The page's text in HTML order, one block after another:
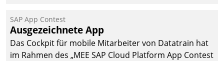
SAP App Contest
Ausgezeichnete App
Das Cockpit für mobile Mitarbeiter von Datatrain hat
im Rahmen des „MEE SAP Cloud Platform App Contest